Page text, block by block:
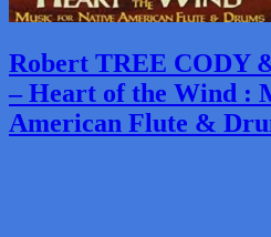
Robert TREE CODY
– Heart of the Wind :
American Flute &